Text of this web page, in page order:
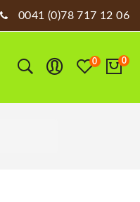
0041 (0)78 717 12 06
0 0